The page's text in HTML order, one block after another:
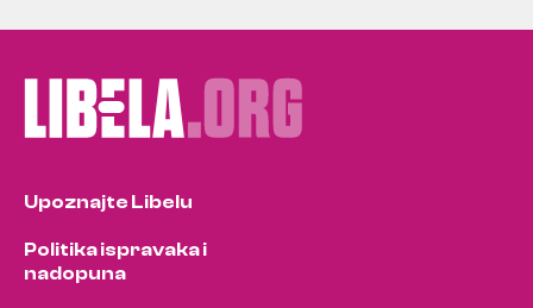
Upoznajte Libelu
Politika ispravaka i
nadopuna